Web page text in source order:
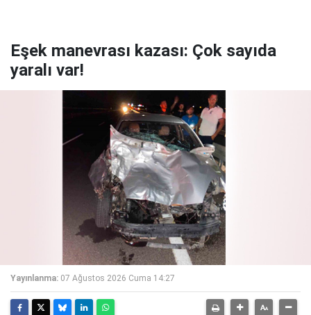
Eşek manevrası kazası: Çok sayıda
yaralı var!
Yayınlanma: 07 Ağustos 2026 Cuma 14:27